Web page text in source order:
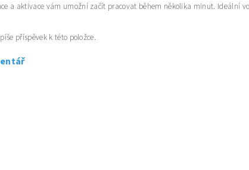
a aktivace vám umožní začít pracovat během několika minut. Ideální
příspěvek k této položce.